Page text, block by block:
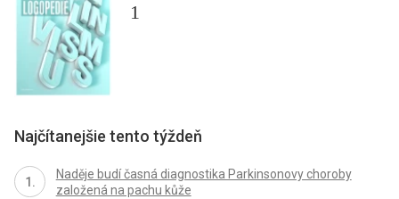
1
Najčítanejšie tento týždeň
Naděje budí časná diagnostika Parkinsonovy choroby
založená na pachu kůže